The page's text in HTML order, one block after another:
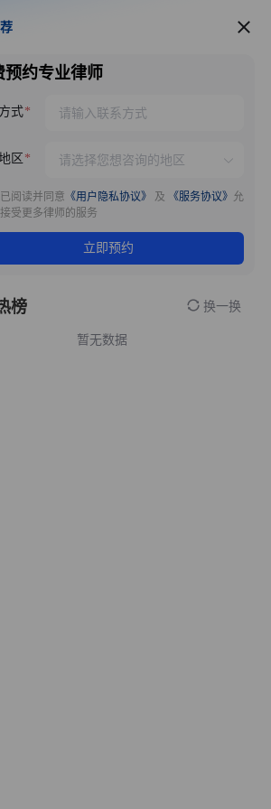
服务推荐
预约专业律师
式
区
阅读并同意 《用户隐私协议》 及 《服务协议》 允
受更多律师的服务
立即预约
榜 换一换
暂无数据